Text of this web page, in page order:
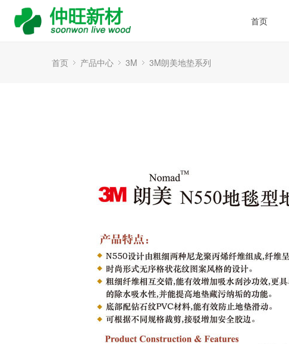
首页
首页 产品中心 3M 3M朗美地垫系列